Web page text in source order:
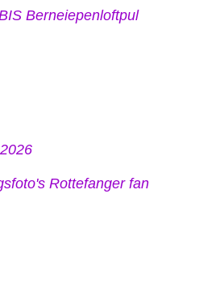
Berneiepenloftpul
Rottefanger fan